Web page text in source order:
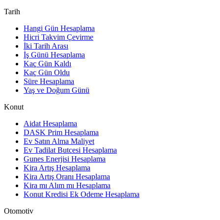
Tarih
Hangi Gün Hesaplama
Hicri Takvim Çevirme
İki Tarih Arası
İş Günü Hesaplama
Kaç Gün Kaldı
Kaç Gün Oldu
Süre Hesaplama
Yaş ve Doğum Günü
Konut
Aidat Hesaplama
DASK Prim Hesaplama
Ev Satın Alma Maliyet
Ev Tadilat Butcesi Hesaplama
Gunes Enerjisi Hesaplama
Kira Artış Hesaplama
Kira Artış Oranı Hesaplama
Kira mı Alım mı Hesaplama
Konut Kredisi Ek Odeme Hesaplama
Otomotiv